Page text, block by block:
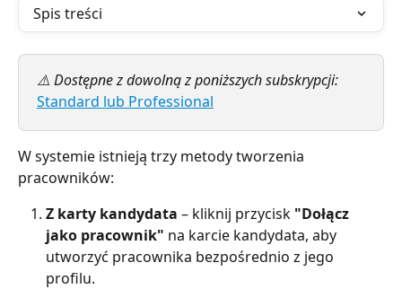
Spis treści
⚠️ Dostępne z dowolną z poniższych subskrypcji:
Standard lub Professional
W systemie istnieją trzy metody tworzenia
pracowników:
Z karty kandydata – kliknij przycisk "Dołącz
jako pracownik" na karcie kandydata, aby
utworzyć pracownika bezpośrednio z jego
profilu.